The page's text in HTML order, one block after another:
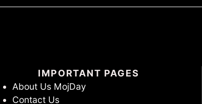
IMPORTANT PAGES
About Us MojDay
Contact Us